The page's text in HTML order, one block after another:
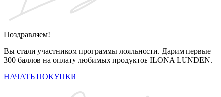
Поздравляем!
Вы стали участником программы лояльности. Дарим первые
300 баллов на оплату любимых продуктов ILONA LUNDEN.
НАЧАТЬ ПОКУПКИ